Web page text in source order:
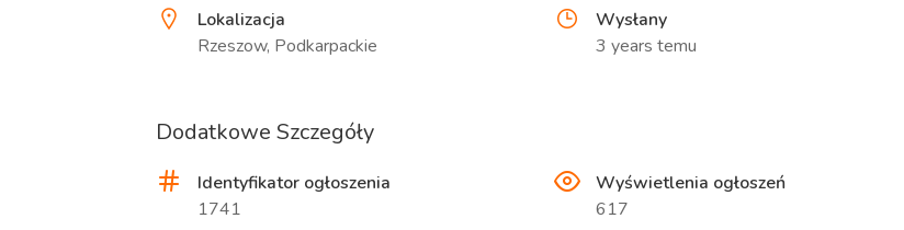
Lokalizacja
Rzeszow, Podkarpackie
Wysłany
3 years temu
Dodatkowe Szczegóły
Identyfikator ogłoszenia
1741
Wyświetlenia ogłoszeń
617